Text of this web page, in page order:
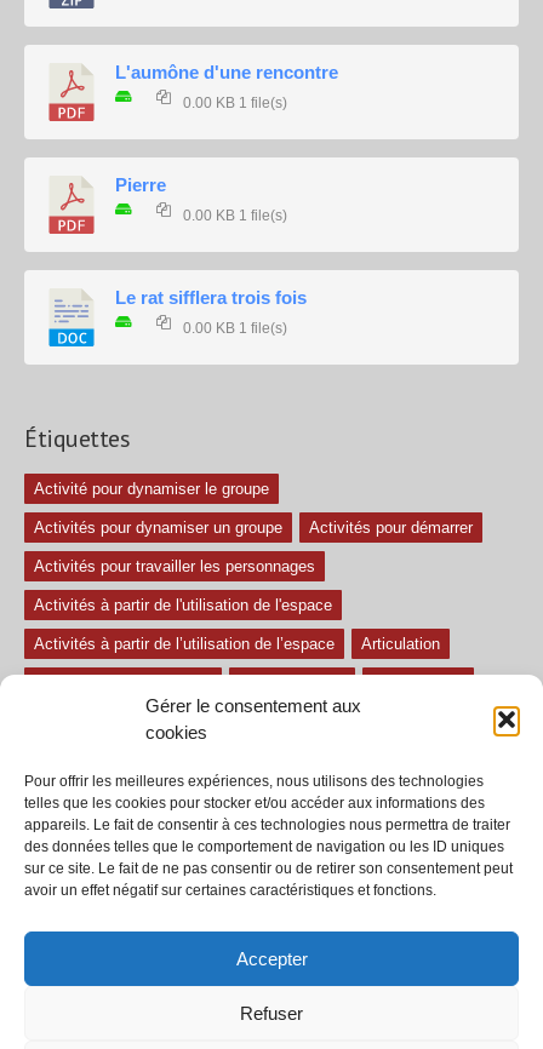
Gérer le consentement aux
cookies
Pour offrir les meilleures expériences, nous utilisons des technologies
telles que les cookies pour stocker et/ou accéder aux informations des
appareils. Le fait de consentir à ces technologies nous permettra de traiter
des données telles que le comportement de navigation ou les ID uniques
sur ce site. Le fait de ne pas consentir ou de retirer son consentement peut
avoir un effet négatif sur certaines caractéristiques et fonctions.
Accepter
Refuser
L'aumône d'une rencontre
0.00 KB 1 file(s)
Pierre
0.00 KB 1 file(s)
Le rat sifflera trois fois
0.00 KB 1 file(s)
Étiquettes
Activité pour dynamiser le groupe
Activités pour dynamiser un groupe Activités pour démarrer
Activités pour travailler les personnages
Activités à partir de l'utilisation de l'espace
Activités à partir de l’utilisation de l’espace Articulation
Exercices difficiles
Le regard et la voix Pièce pour enfant Sans paroles
Secondaire séances tous les exercices
Tous les exercices de théâtre